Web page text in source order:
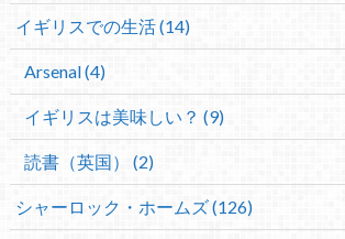
イギリスでの生活 (14)
Arsenal (4)
イギリスは美味しい？ (9)
読書（英国） (2)
シャーロック・ホームズ (126)